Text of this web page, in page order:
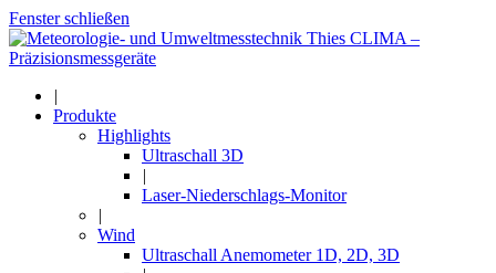
Fenster schließen
|
Produkte
Highlights
Ultraschall 3D
|
Laser-Niederschlags-Monitor
|
Wind
Ultraschall Anemometer 1D, 2D, 3D